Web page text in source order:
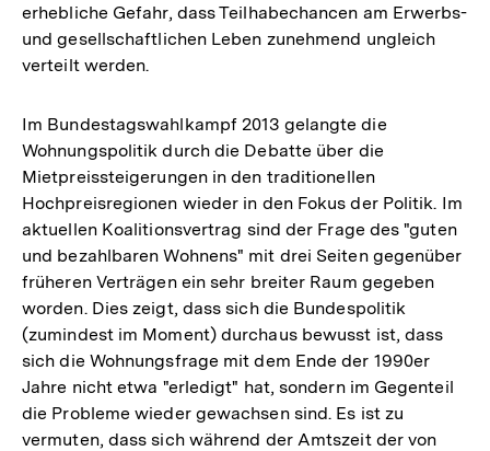
erhebliche Gefahr, dass Teilhabechancen am Erwerbs-
und gesellschaftlichen Leben zunehmend ungleich
verteilt werden.
Im Bundestagswahlkampf 2013 gelangte die
Wohnungspolitik durch die Debatte über die
Mietpreissteigerungen in den traditionellen
Hochpreisregionen wieder in den Fokus der Politik. Im
aktuellen Koalitionsvertrag sind der Frage des "guten
und bezahlbaren Wohnens" mit drei Seiten gegenüber
früheren Verträgen ein sehr breiter Raum gegeben
worden. Dies zeigt, dass sich die Bundespolitik
(zumindest im Moment) durchaus bewusst ist, dass
sich die Wohnungsfrage mit dem Ende der 1990er
Jahre nicht etwa "erledigt" hat, sondern im Gegenteil
die Probleme wieder gewachsen sind. Es ist zu
vermuten, dass sich während der Amtszeit der von